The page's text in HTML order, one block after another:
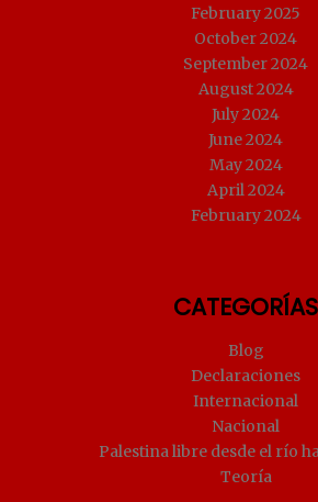
February 2025
October 2024
September 2024
August 2024
July 2024
June 2024
May 2024
April 2024
February 2024
CATEGORÍAS
Blog
Declaraciones
Internacional
Nacional
Palestina libre desde el río
Teoría